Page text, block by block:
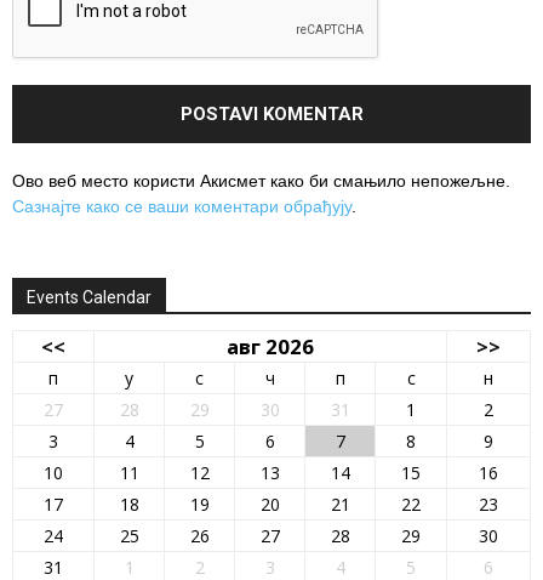
Ово веб место користи Акисмет како би смањило непожељне.
Сазнајте како се ваши коментари обрађују.
Events Calendar
<< авг 2026 >>
п у с ч п с
н
27
28 29 30 31 1
2
3
4 5 6 7 8
9
10
11 12 13 14 15
16
17
18 19 20 21 22
23
24
25 26 27 28 29
30
31
1 2 3 4 5 6